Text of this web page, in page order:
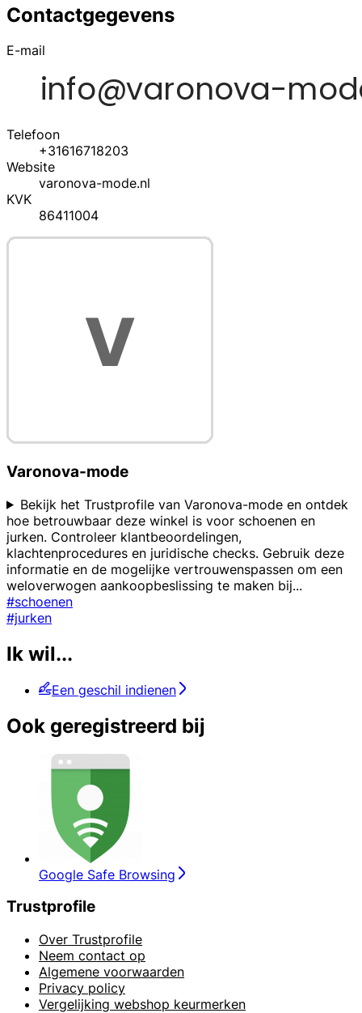
Contactgegevens
E-mail
Telefoon
+31616718203
Website
varonova-mode.nl
KVK
86411004
Varonova-mode
Bekijk het Trustprofile van Varonova-mode en ontdek
hoe betrouwbaar deze winkel is voor schoenen en
jurken. Controleer klantbeoordelingen,
klachtenprocedures en juridische checks. Gebruik deze
informatie en de mogelijke vertrouwenspassen om een
weloverwogen aankoopbeslissing te maken bij...
#schoenen
#jurken
Ik wil...
Een geschil indienen
Ook geregistreerd bij
Google Safe Browsing
Trustprofile
Over Trustprofile
Neem contact op
Algemene voorwaarden
Privacy policy
Vergelijking webshop keurmerken